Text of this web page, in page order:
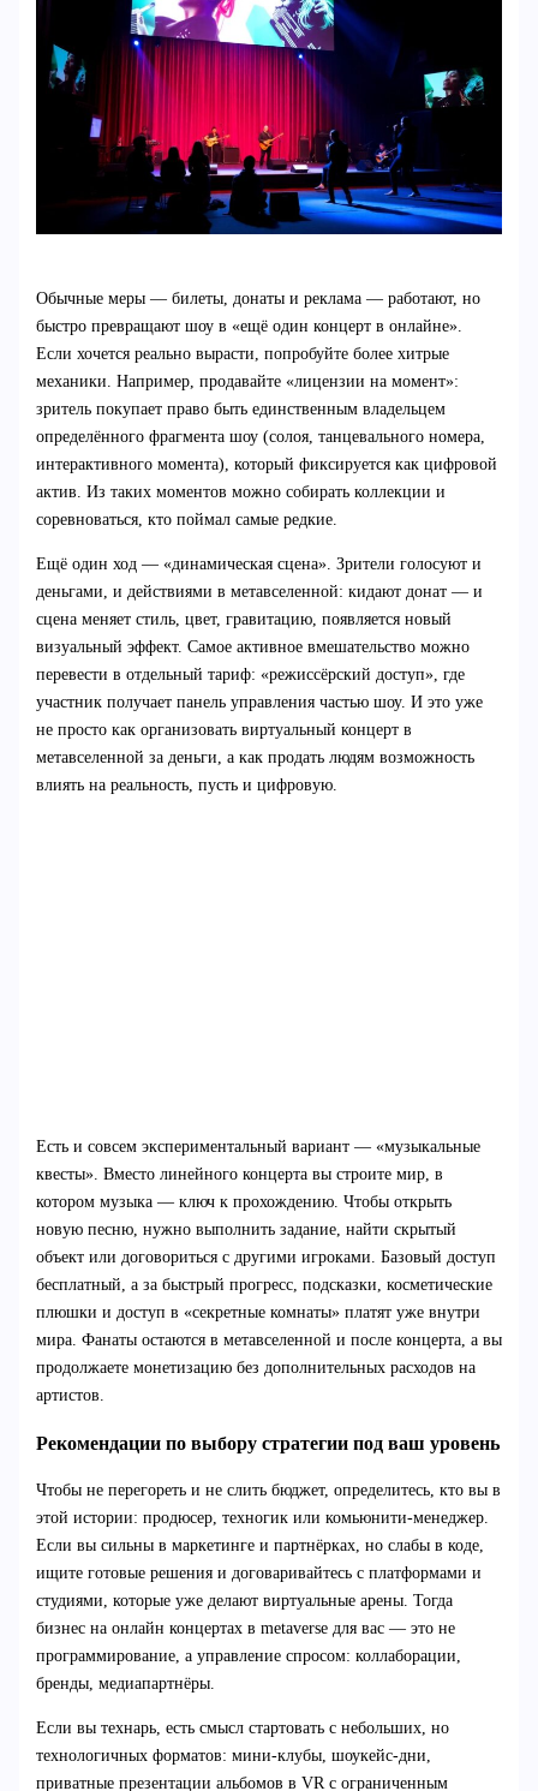
Обычные меры — билеты, донаты и реклама — работают, но
быстро превращают шоу в «ещё один концерт в онлайне».
Если хочется реально вырасти, попробуйте более хитрые
механики. Например, продавайте «лицензии на момент»:
зритель покупает право быть единственным владельцем
определённого фрагмента шоу (солоя, танцевального номера,
интерактивного момента), который фиксируется как цифровой
актив. Из таких моментов можно собирать коллекции и
соревноваться, кто поймал самые редкие.
Ещё один ход — «динамическая сцена». Зрители голосуют и
деньгами, и действиями в метавселенной: кидают донат — и
сцена меняет стиль, цвет, гравитацию, появляется новый
визуальный эффект. Самое активное вмешательство можно
перевести в отдельный тариф: «режиссёрский доступ», где
участник получает панель управления частью шоу. И это уже
не просто как организовать виртуальный концерт в
метавселенной за деньги, а как продать людям возможность
влиять на реальность, пусть и цифровую.
Есть и совсем экспериментальный вариант — «музыкальные
квесты». Вместо линейного концерта вы строите мир, в
котором музыка — ключ к прохождению. Чтобы открыть
новую песню, нужно выполнить задание, найти скрытый
объект или договориться с другими игроками. Базовый доступ
бесплатный, а за быстрый прогресс, подсказки, косметические
плюшки и доступ в «секретные комнаты» платят уже внутри
мира. Фанаты остаются в метавселенной и после концерта, а вы
продолжаете монетизацию без дополнительных расходов на
артистов.
Рекомендации по выбору стратегии под ваш уровень
Чтобы не перегореть и не слить бюджет, определитесь, кто вы в
этой истории: продюсер, техногик или комьюнити-менеджер.
Если вы сильны в маркетинге и партнёрках, но слабы в коде,
ищите готовые решения и договаривайтесь с платформами и
студиями, которые уже делают виртуальные арены. Тогда
бизнес на онлайн концертах в metaverse для вас — это не
программирование, а управление спросом: коллаборации,
бренды, медиапартнёры.
Если вы технарь, есть смысл стартовать с небольших, но
технологичных форматов: мини-клубы, шоукейс-дни,
приватные презентации альбомов в VR с ограниченным